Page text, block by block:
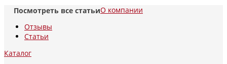
Посмотреть все статьиО компании
Отзывы
Статьи
Каталог